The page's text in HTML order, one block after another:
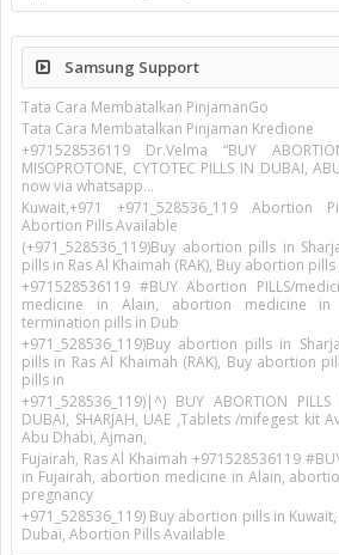
Samsung Support
Tata Cara Membatalkan PinjamanGo
Tata Cara Membatalkan Pinjaman Kredione
+971528536119 Dr.Velma “BUY
MISOPROTONE, CYTOTEC PILLS IN DUBAI,
now via whatsapp…
Kuwait,+971 +971_528536_119 Abortion
Abortion Pills Available
(+971_528536_119)Buy abortion pills in
pills in Ras Al Khaimah (RAK), Buy abortion
+971528536119 #BUY Abortion PILLS/
medicine in Alain, abortion medicine in
termination pills in Dub
+971_528536_119)Buy abortion pills in
pills in Ras Al Khaimah (RAK), Buy abortion
pills in
+971_528536_119)|^) BUY ABORTION
DUBAI, SHARJAH, UAE ,Tablets /mifegest kit
Abu Dhabi, Ajman,
Fujairah, Ras Al Khaimah +971528536119
in Fujairah, abortion medicine in Alain,
pregnancy
+971_528536_119) Buy abortion pills in
Dubai, Abortion Pills Available